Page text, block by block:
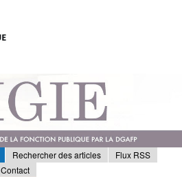
Rechercher des articles
Flux RSS
Contact